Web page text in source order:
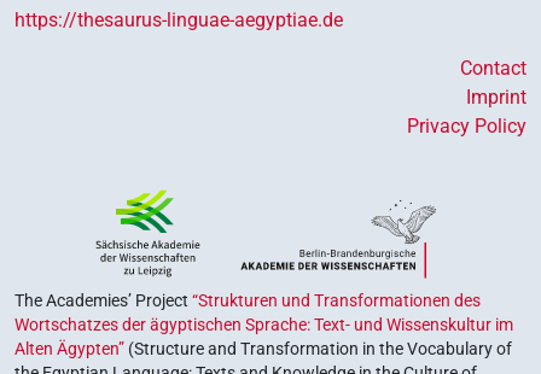
https://thesaurus-linguae-aegyptiae.de
Contact
Imprint
Privacy Policy
The Academies’ Project “Strukturen und Transformationen des
Wortschatzes der ägyptischen Sprache: Text- und Wissenskultur im
Alten Ägypten” (Structure and Transformation in the Vocabulary of